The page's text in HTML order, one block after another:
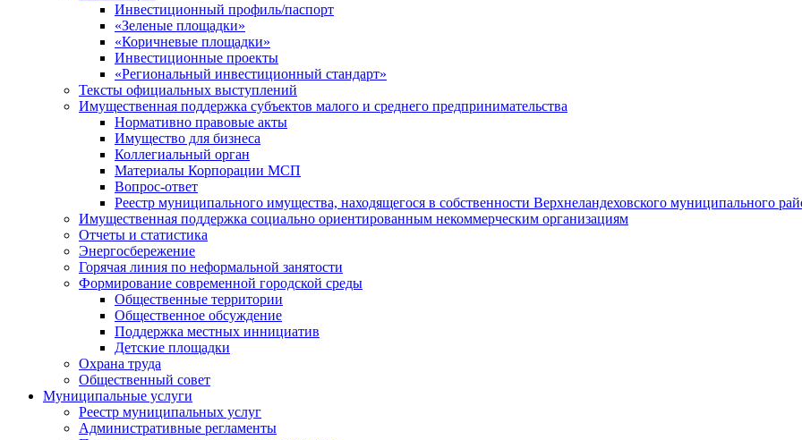
Инвестиционный профиль/паспорт
«Зеленые площадки»
«Коричневые площадки»
Инвестиционные проекты
«Региональный инвестиционный стандарт»
Тексты официальных выступлений
Имущественная поддержка субъектов малого и среднего предпринимательства
Нормативно правовые акты
Имущество для бизнеса
Коллегиальный орган
Материалы Корпорации МСП
Вопрос-ответ
Реестр муниципального имущества, находящегося в собственности Верхнеландеховского муниципального
Имущественная поддержка социально ориентированным некоммерческим организациям
Отчеты и статистика
Энергосбережение
Горячая линия по неформальной занятости
Формирование современной городской среды
Общественные территории
Общественное обсуждение
Поддержка местных иннициатив
Детские площадки
Охрана труда
Общественный совет
Муниципальные услуги
Реестр муниципальных услуг
Административные регламенты